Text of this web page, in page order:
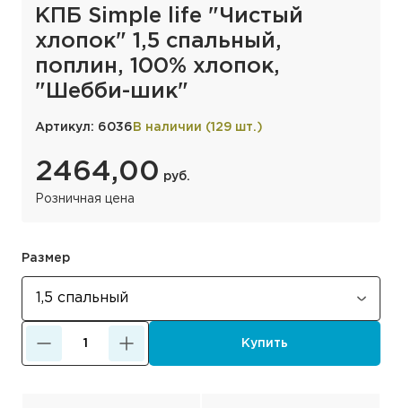
КПБ Simple life "Чистый
хлопок" 1,5 спальный,
поплин, 100% хлопок,
"Шебби-шик"
Артикул: 6036 В наличии (129 шт.)
2464,00 руб.
Розничная цена
Размер
Купить